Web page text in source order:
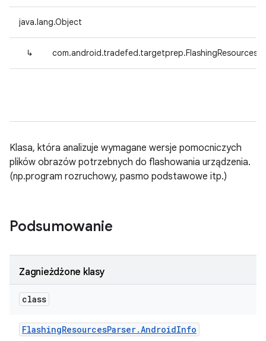
java.lang.Object
↳
Klasa, która analizuje wymagane wersje pomocniczych
plików obrazów potrzebnych do flashowania urządzenia.
(np.program rozruchowy, pasmo podstawowe itp.)
Podsumowanie
Zagnieżdżone klasy
class
FlashingResourcesParser.AndroidInfo